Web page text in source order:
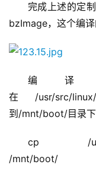
完成上述的定
bzImage，这个编
编
在/usr/src/
到/mnt/boot/目录下
cp  /usr/
/mnt/boot/